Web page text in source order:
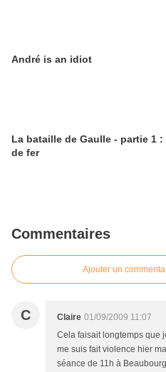
André is an idiot
La bataille de Gaulle - partie 1 :
de fer
Commentaires
Ajouter un
C Claire 01/09/2009 11:07
Cela faisait longtemps que
me suis fait violence hier
séance de 11h à